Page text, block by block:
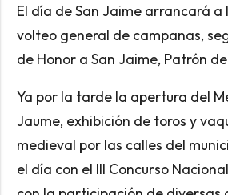
El día de San Jaime arrancará a
volteo general de campanas,
de Honor a San Jaime, Patrón
Ya por la tarde la apertura del
Jaume, exhibición de toros y
medieval por las calles del
el día con el III Concurso